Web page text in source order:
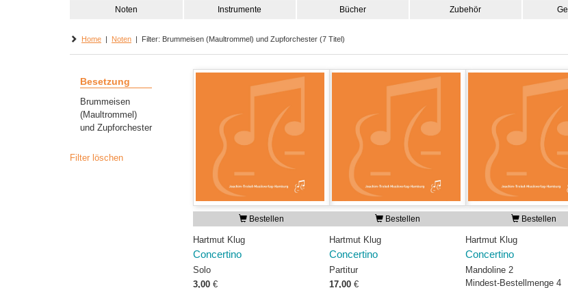
Noten Instrumente Bücher Zubehör
Home | Noten | Filter: Brummeisen (Maultrommel) und Zupforchester (7 Titel)
Besetzung
Brummeisen
(Maultrommel)
und Zupforchester
Filter löschen
Bestellen
Hartmut Klug
Concertino
Solo
3,00 €
Bestellen
Hartmut Klug
Concertino
Partitur
17,00 €
Bestellen
Hartmut Klug
Concertino
Mandoline 2
Mindest-Bestellmenge 4